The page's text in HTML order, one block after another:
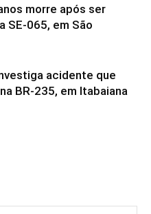
morre após ser
SE-065, em São
acidente que
BR-235, em Itabaiana